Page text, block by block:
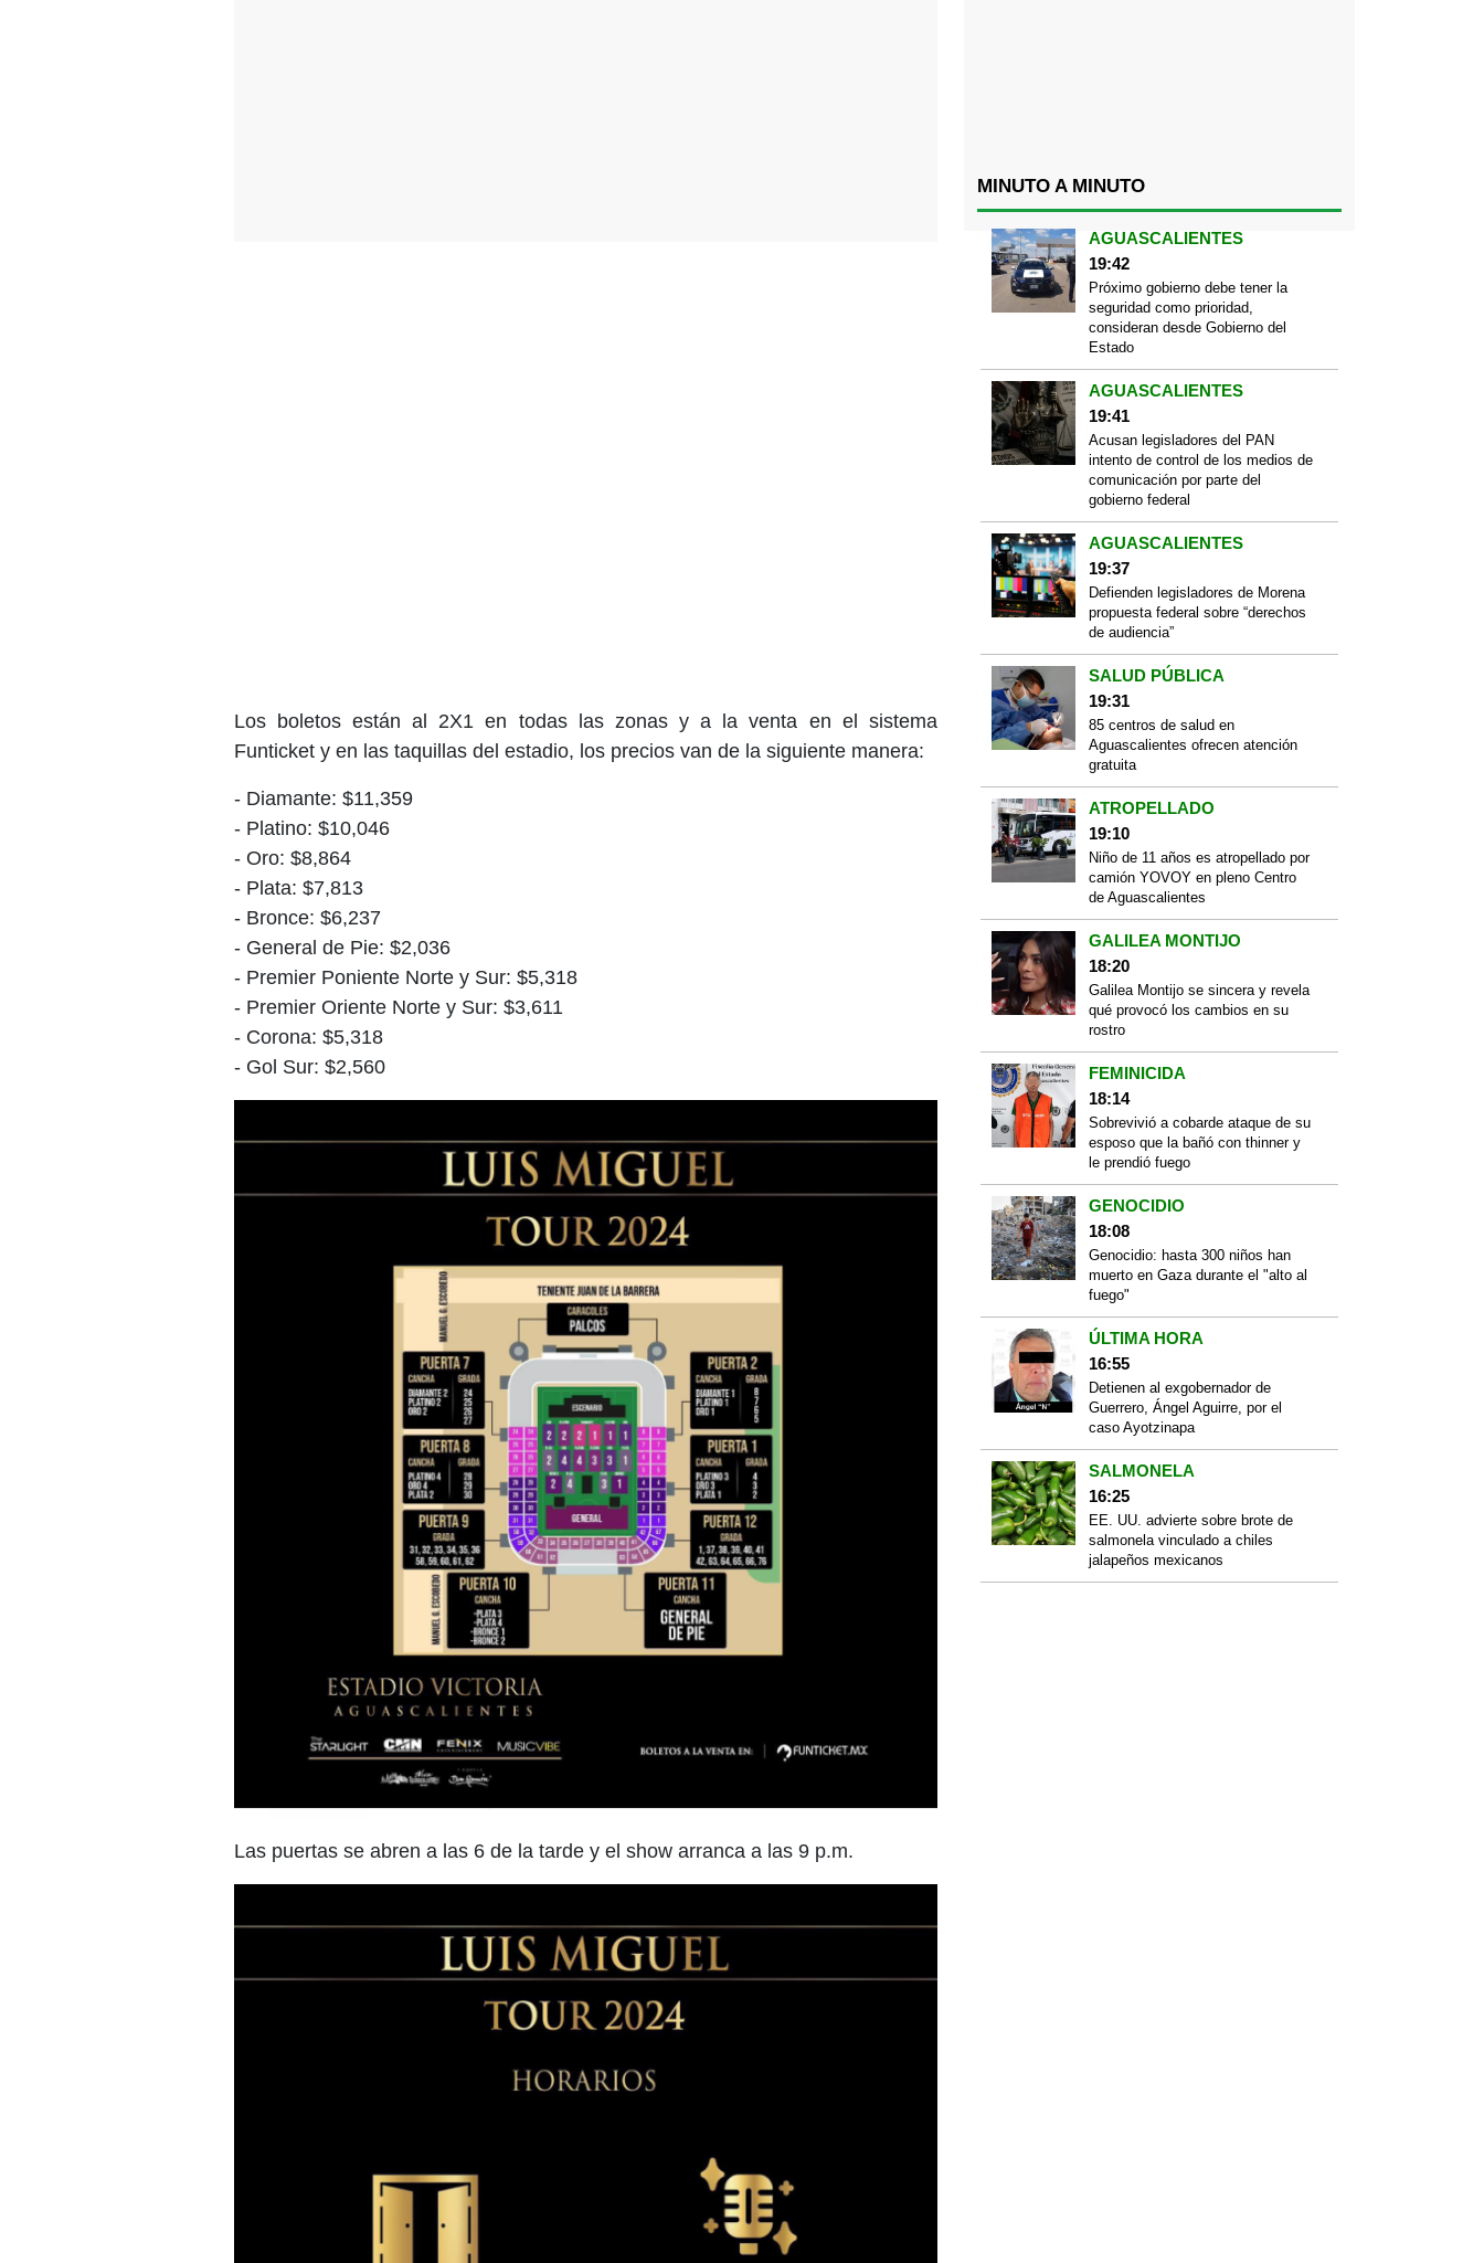
Los boletos están al 2X1 en todas las zonas y a la venta en el sistema
Funticket y en las taquillas del estadio, los precios van de la siguiente manera:
- Diamante: $11,359
- Platino: $10,046
- Oro: $8,864
- Plata: $7,813
- Bronce: $6,237
- General de Pie: $2,036
- Premier Poniente Norte y Sur: $5,318
- Premier Oriente Norte y Sur: $3,611
- Corona: $5,318
- Gol Sur: $2,560
Las puertas se abren a las 6 de la tarde y el show arranca a las 9 p.m.
MINUTO A MINUTO
AGUASCALIENTES
19:42
Próximo gobierno debe tener la
seguridad como prioridad,
consideran desde Gobierno del
Estado
AGUASCALIENTES
19:41
Acusan legisladores del PAN
intento de control de los medios de
comunicación por parte del
gobierno federal
AGUASCALIENTES
19:37
Defienden legisladores de Morena
propuesta federal sobre “derechos
de audiencia”
SALUD PÚBLICA
19:31
85 centros de salud en
Aguascalientes ofrecen atención
gratuita
ATROPELLADO
19:10
Niño de 11 años es atropellado por
camión YOVOY en pleno Centro
de Aguascalientes
GALILEA MONTIJO
18:20
Galilea Montijo se sincera y revela
qué provocó los cambios en su
rostro
FEMINICIDA
18:14
Sobrevivió a cobarde ataque de su
esposo que la bañó con thinner y
le prendió fuego
GENOCIDIO
18:08
Genocidio: hasta 300 niños han
muerto en Gaza durante el "alto al
fuego"
ÚLTIMA HORA
16:55
Detienen al exgobernador de
Guerrero, Ángel Aguirre, por el
caso Ayotzinapa
SALMONELA
16:25
EE. UU. advierte sobre brote de
salmonela vinculado a chiles
jalapeños mexicanos